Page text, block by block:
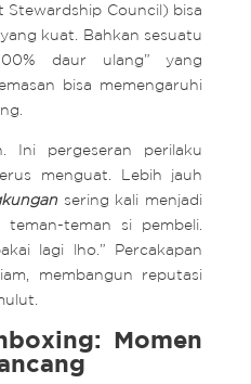
Council) bisa
kuat. Bahkan sesuatu
daur ulang” yang
bisa memengaruhi
Ini pergeseran perilaku
menguat. Lebih jauh
sering kali menjadi
teman si pembeli.
lagi lho.” Percakapan
membangun reputasi
Momen